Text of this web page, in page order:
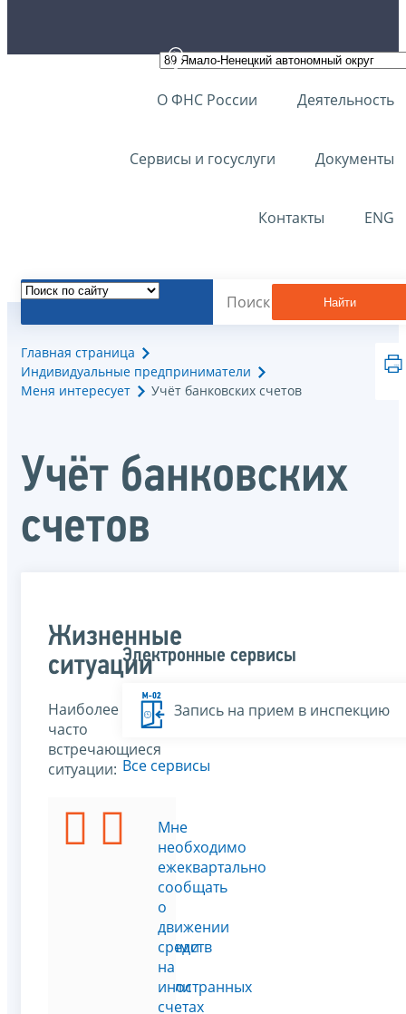
О ФНС России Деятельность
Сервисы и госуслуги Документы
Контакты ENG
Найти
Главная страница
Индивидуальные предприниматели
Меня интересует
Учёт банковских счетов
Учёт банковских
счетов
Жизненные
ситуации
Наиболее
часто
встречающиеся
ситуации:
открыл
банке
пределами
изменили
Мне
необходимо
ежеквартально
сообщать
о
движении
средств
на
иностранных
счетах
Электронные сервисы
Запись на прием в инспекцию
Все сервисы